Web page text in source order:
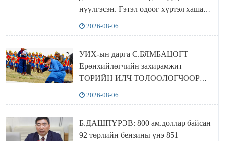
нүүлгэсэн. Гэтэл одоог хүртэл хашаа
2026-08-06
УИХ-ын дарга С.БЯМБАЦОГТ
Ерөнхийлөгчийн захирамжит
ТӨРИЙН ИЛЧ ТӨЛӨӨЛӨГЧӨӨР
2026-08-06
Б.ДАШПҮРЭВ: 800 ам.доллар байсан
92 төрлийн бензины үнэ 851